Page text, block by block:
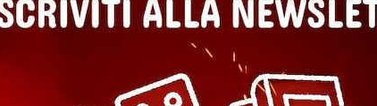
SCUOLA E TEMPO LIBERO